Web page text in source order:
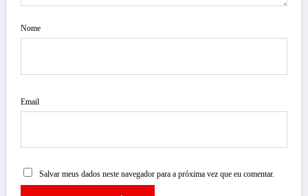
Nome
Email
Salvar meus dados neste navegador para a próxima vez que eu comentar.